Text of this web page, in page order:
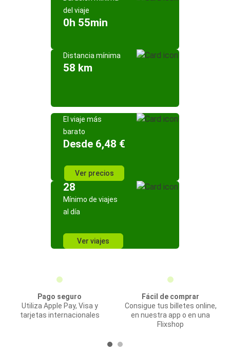
del viaje
0h 55min
Distancia mínima
58 km
El viaje más
barato
Desde 6,48 €
Ver precios
28
Mínimo de viajes
al día
Ver viajes
Pago seguro
Utiliza Apple Pay, Visa y
tarjetas internacionales
Fácil de comprar
Consigue tus billetes online,
en nuestra app o en una
Flixshop